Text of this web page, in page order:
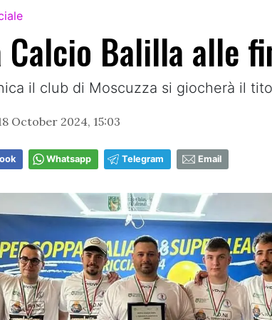
Calcio Balilla alle
il club di Moscuzza si giocherà il
October 2024, 15:03
Whatsapp Telegram Email